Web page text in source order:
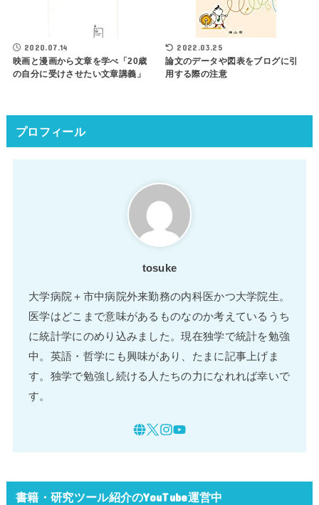
2020.07.14
映画と漫画から文章を学べ「20歳
の自分に受けさせたい文章講義」
2022.03.25
論文のデータや図表をブログに引
用する際の注意
プロフィール
tosuke
大学病院＋市中病院外来勤務の内科医かつ大学院生。
医学はどこまで意味があるものなのか考えているうち
に統計学にのめり込みました。現在独学で統計を勉強
中。英語・哲学にも興味があり、たまに記事上げま
す。独学で勉強し続ける人たちの力になれれば幸いで
す。
書籍・研究ツール紹介のYouTube運営中